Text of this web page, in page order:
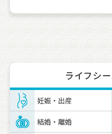
ライフシ
妊娠・出産
結婚・離婚